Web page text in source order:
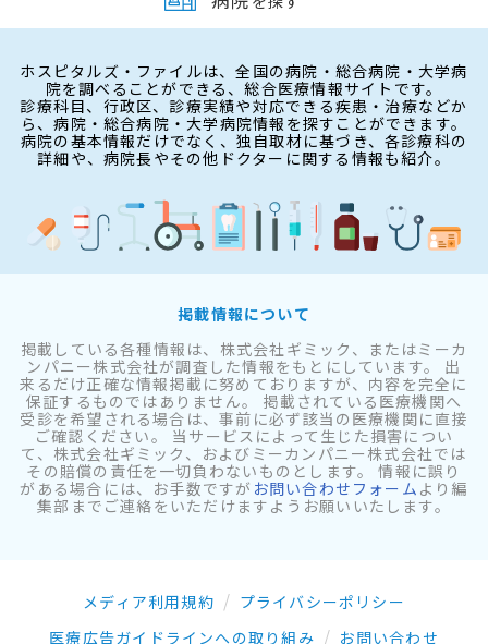
ホスピタルズ・ファイルは、全国の病院・総合病院・大学病
院を調べることができる、総合医療情報サイトです。
診療科目、行政区、診療実績や対応できる疾患・治療などか
ら、病院・総合病院・大学病院情報を探すことができます。
病院の基本情報だけでなく、独自取材に基づき、各診療科の
詳細や、病院長やその他ドクターに関する情報も紹介。
掲載情報について
掲載している各種情報は、株式会社ギミック、またはミーカ
ンパニー株式会社が調査した情報をもとにしています。 出
来るだけ正確な情報掲載に努めておりますが、内容を完全に
保証するものではありません。 掲載されている医療機関へ
受診を希望される場合は、事前に必ず該当の医療機関に直接
ご確認ください。 当サービスによって生じた損害につい
て、株式会社ギミック、およびミーカンパニー株式会社では
その賠償の責任を一切負わないものとします。 情報に誤り
がある場合には、お手数ですが お問い合わせフォーム より編
集部までご連絡をいただけますようお願いいたします。
メディア利用規約
プライバシーポリシー
医療広告ガイドラインへの取り組み
お問い合わせ